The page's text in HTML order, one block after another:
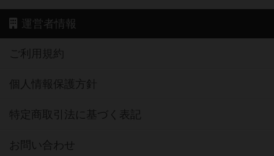
運営者情報
ご利用規約
個人情報保護方針
特定商取引法に基づく表記
お問い合わせ